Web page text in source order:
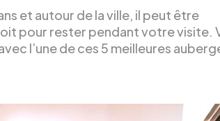
et autour de la ville, il peut être
pour rester pendant votre visite.
l’une de ces 5 meilleures